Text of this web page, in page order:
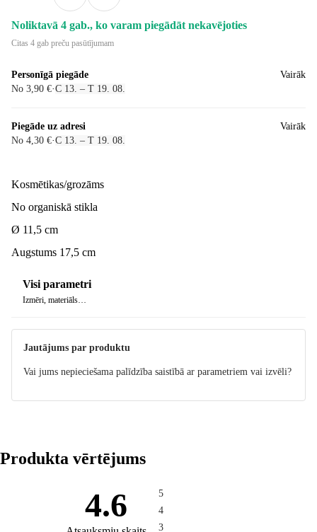
Noliktavā 4 gab., ko varam piegādāt nekavējoties
Citas 4 gab preču pasūtījumam
Personīgā piegāde
No 3,90 €·C 13. – T 19. 08.
Vairāk
Piegāde uz adresi
No 4,30 €·C 13. – T 19. 08.
Vairāk
Kosmētikas/grozāms
No organiskā stikla
Ø 11,5 cm
Augstums 17,5 cm
Visi parametri
Izmēri, materiāls…
Jautājums par produktu
Vai jums nepieciešama palīdzība saistībā ar parametriem vai izvēli?
Produkta vērtējums
4.6
5
4
3